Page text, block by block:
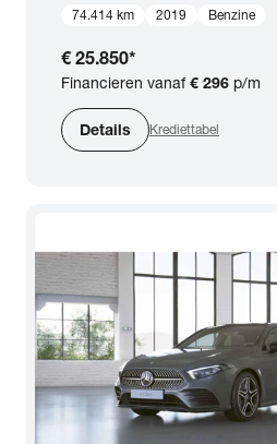
74.414 km 2019 Benzine
€ 25.850*
Financieren vanaf€ 296 p/m
Details Krediettabel